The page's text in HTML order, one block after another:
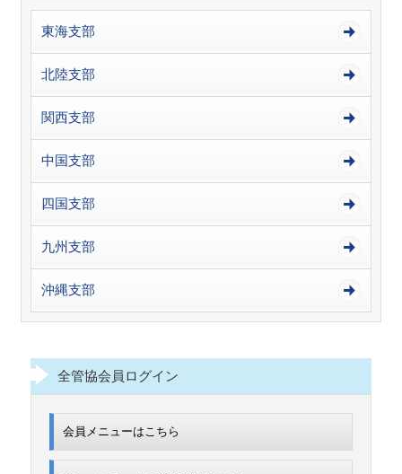
東海支部
北陸支部
関西支部
中国支部
四国支部
九州支部
沖縄支部
全管協会員ログイン
会員メニューはこちら